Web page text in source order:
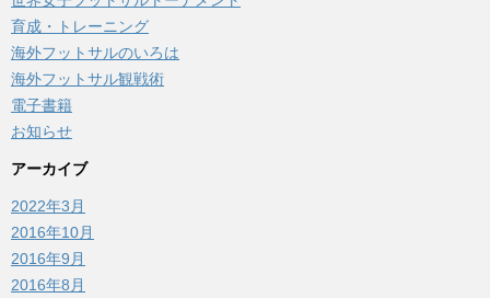
育成・トレーニング
海外フットサルのいろは
海外フットサル観戦術
電子書籍
お知らせ
アーカイブ
2022年3月
2016年10月
2016年9月
2016年8月